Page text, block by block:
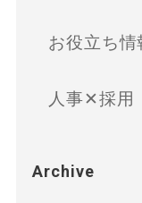
お役立ち情
人事✕採用
Archive